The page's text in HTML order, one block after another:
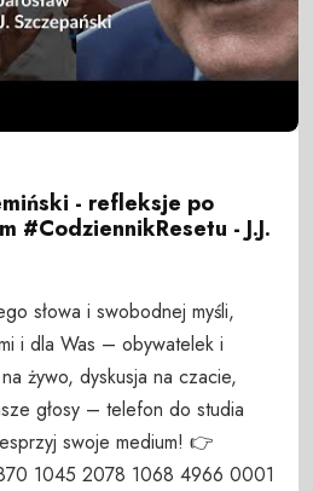
- refleksje po
#CodziennikResetu - J.J.
słowa i swobodnej myśli,
i dla Was – obywatelek i
żywo, dyskusja na czacie,
głosy – telefon do studia
swoje medium! 👉
1045 2078 1068 4966 0001